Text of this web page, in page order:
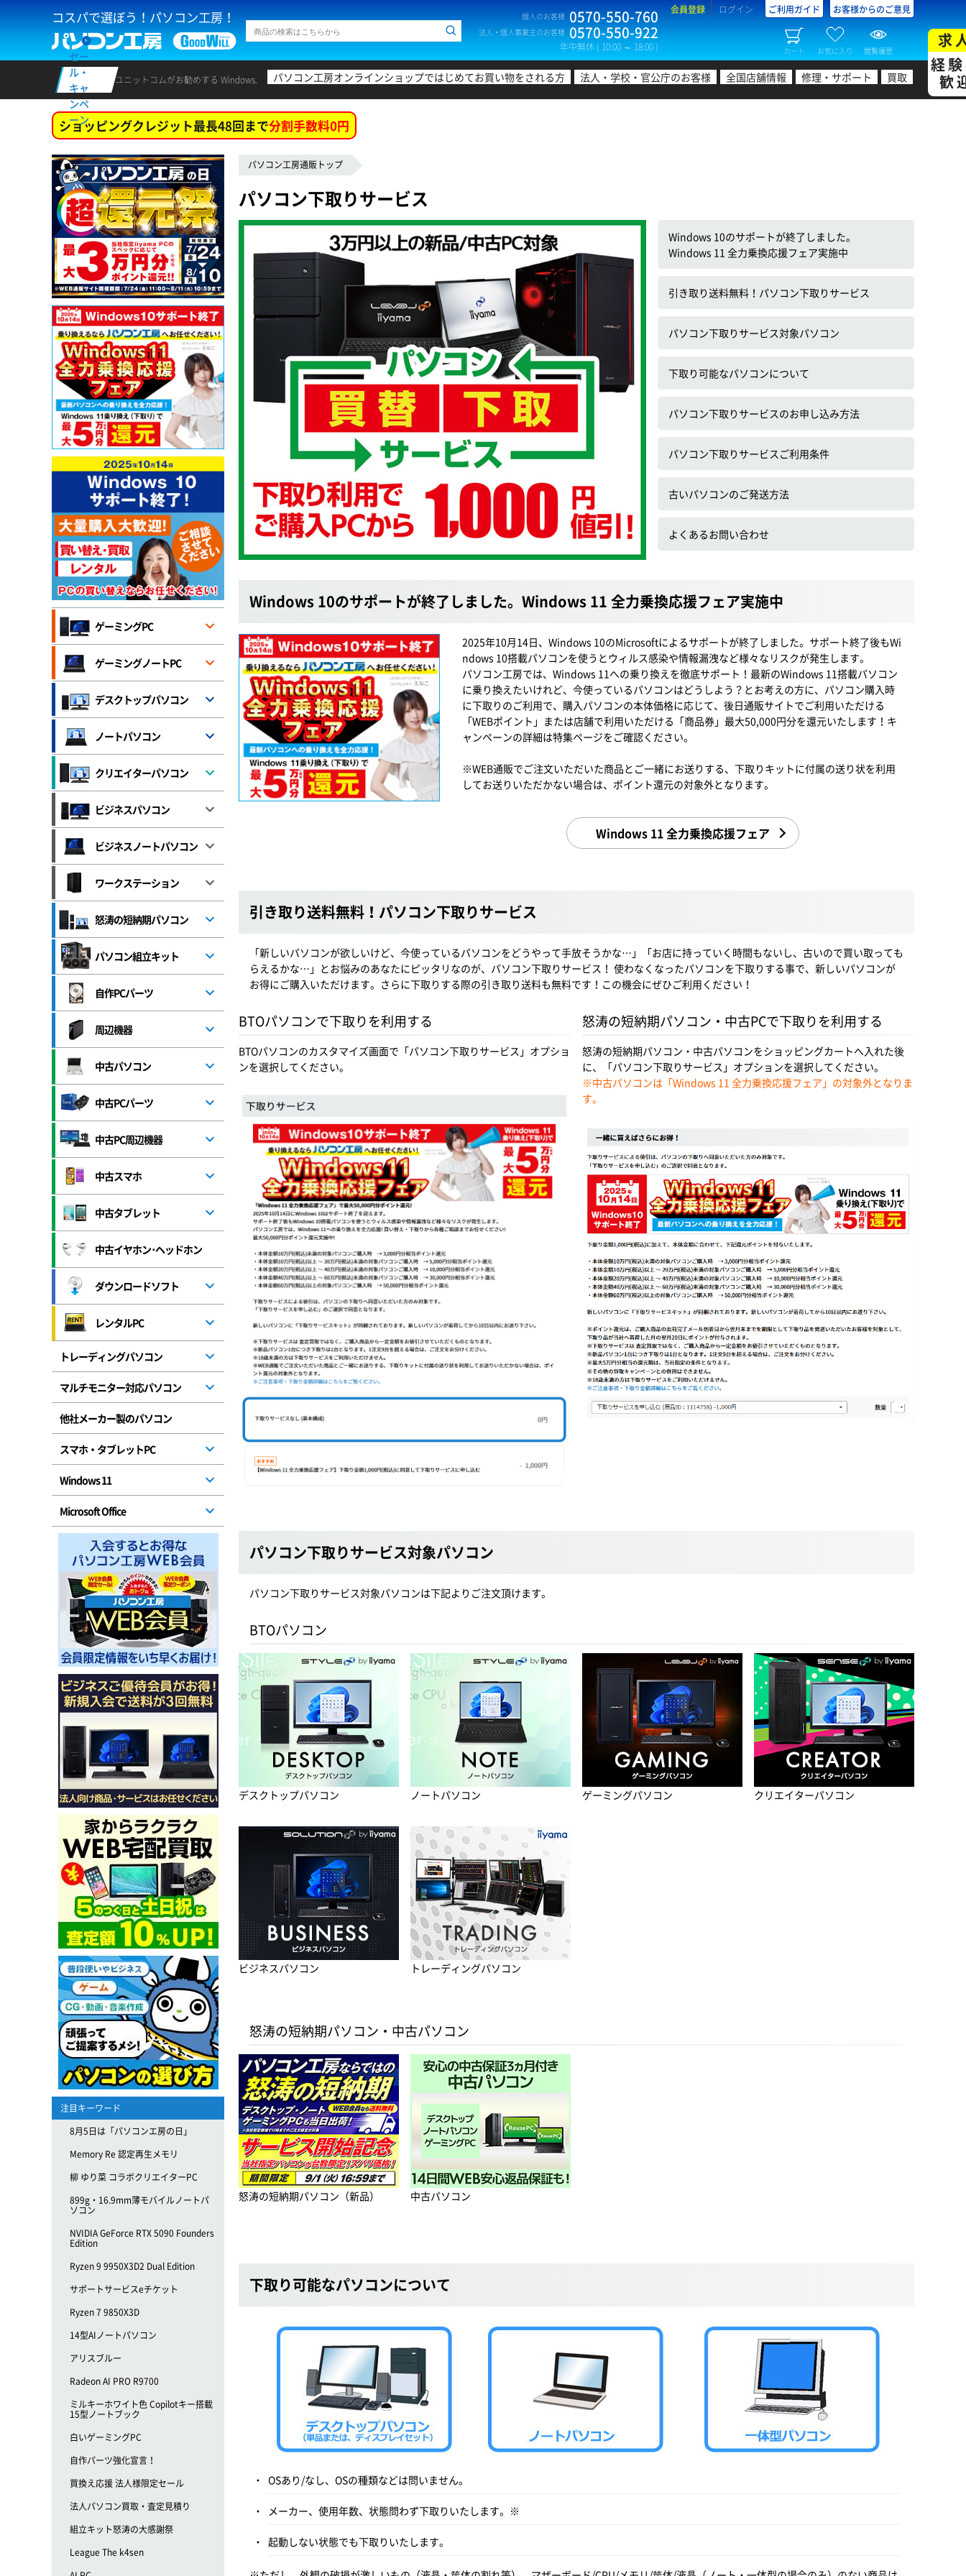
コスパで選ぼう！パソコン工房！ 個人のお客様 0570-550-760
法人・個人事業主のお客様 0570-550-922
年中無休 ( 10:00 ～ 18:00 )
会員登録 ログイン ご利用ガイド お客様からのご意見
カート お気に入り 閲覧履歴
セー
ル・
キャ
ンペ
ーン
ユニットコムがお勧めする Windows. パソコン工房オンラインショップではじめてお買い物をされる方 法人・学校・官公庁のお客様 全国店舗情報 修理・サポート 買取
求
経
歓
ショッピングクレジット最長48回まで分割手数料0円
パソコン工房通販トップ
パソコン下取りサービス
Windows 10のサポートが終了しました。
Windows 11 全力乗換応援フェア実施中
引き取り送料無料！パソコン下取りサービス
パソコン下取りサービス対象パソコン
下取り可能なパソコンについて
パソコン下取りサービスのお申し込み方法
パソコン下取りサービスご利用条件
古いパソコンのご発送方法
よくあるお問い合わせ
Windows 10のサポートが終了しました。Windows 11 全力乗換応援フェア実施中
2025年10月14日、Windows 10のMicrosoftによるサポートが終了しました。サポート終了後もWi
ndows 10搭載パソコンを使うとウィルス感染や情報漏洩など様々なリスクが発生します。
パソコン工房では、Windows 11への乗り換えを徹底サポート！最新のWindows 11搭載パソコン
に乗り換えたいけれど、今使っているパソコンはどうしよう？とお考えの方に、パソコン購入時
に下取りのご利用で、購入パソコンの本体価格に応じて、後日通販サイトでご利用いただける
「WEBポイント」または店舗で利用いただける「商品券」最大50,000円分を還元いたします！キ
ャンペーンの詳細は特集ページをご確認ください。
※WEB通販でご注文いただいた商品とご一緒にお送りする、下取りキットに付属の送り状を利用
してお送りいただかない場合は、ポイント還元の対象外となります。
Windows 11 全力乗換応援フェア
引き取り送料無料！パソコン下取りサービス
「新しいパソコンが欲しいけど、今使っているパソコンをどうやって手放そうかな…」「お店に持っていく時間もないし、古いので買い取っても
らえるかな…」とお悩みのあなたにピッタリなのが、パソコン下取りサービス！ 使わなくなったパソコンを下取りする事で、新しいパソコンが
お得にご購入いただけます。さらに下取りする際の引き取り送料も無料です！この機会にぜひご利用ください！
BTOパソコンで下取りを利用する
BTOパソコンのカスタマイズ画面で「パソコン下取りサービス」オプショ
ンを選択してください。
怒涛の短納期パソコン・中古PCで下取りを利用する
怒涛の短納期パソコン・中古パソコンをショッピングカートへ入れた後
に、「パソコン下取りサービス」オプションを選択してください。
※中古パソコンは「Windows 11 全力乗換応援フェア」の対象外となりま
す。
パソコン下取りサービス対象パソコン
パソコン下取りサービス対象パソコンは下記よりご注文頂けます。
BTOパソコン
デスクトップパソコン ノートパソコン ゲーミングパソコン クリエイターパソコン
ビジネスパソコン トレーディングパソコン
怒涛の短納期パソコン・中古パソコン
怒涛の短納期パソコン（新品） 中古パソコン
下取り可能なパソコンについて
OSあり/なし、OSの種類などは問いません。
メーカー、使用年数、状態問わず下取りいたします。※
起動しない状態でも下取りいたします。
ゲーミングPC
ゲーミングノートPC
デスクトップパソコン
ノートパソコン
クリエイターパソコン
ビジネスパソコン
ビジネスノートパソコン
ワークステーション
怒涛の短納期パソコン
パソコン組立キット
自作PCパーツ
周辺機器
中古パソコン
中古PCパーツ
中古PC周辺機器
中古スマホ
中古タブレット
中古イヤホン･ヘッドホン
ダウンロードソフト
レンタルPC
トレーディングパソコン
マルチモニター対応パソコン
他社メーカー製のパソコン
スマホ・タブレットPC
Windows 11
Microsoft Office
注目キーワード
8月5日は「パソコンエ房の日」
Memory Re 認定再生メモリ
柳 ゆり菜 コラボクリエイターPC
899g・16.9mm薄モバイルノートパ
ソコン
NVIDIA GeForce RTX 5090 Founders
Edition
Ryzen 9 9950X3D2 Dual Edition
サポートサービスeチケット
Ryzen 7 9850X3D
14型AIノートパソコン
アリスブルー
Radeon AI PRO R9700
ミルキーホワイト色 Copilotキー搭載
15型ノートブック
白いゲーミングPC
自作パーツ強化宣言！
買換え応援 法人様限定セール
法人パソコン買取・査定見積り
組立キット怒涛の大感謝祭
League The k4sen